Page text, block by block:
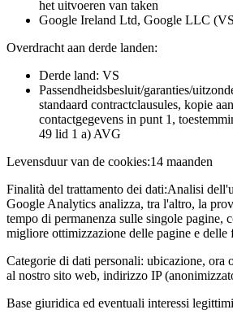
het uitvoeren van taken
Google Ireland Ltd, Google LLC
Overdracht aan derde landen:
Derde land: VS
Passendheidsbesluit/garanties/
standaard contractclausules, kopie
contactgegevens in punt 1,
49 lid 1 a) AVG
Levensduur van de cookies:14 maanden
Finalità del trattamento dei dati:Analisi
Google Analytics analizza, tra l'altro, la
tempo di permanenza sulle singole pagine,
migliore ottimizzazione delle pagine e delle
Categorie di dati personali: ubicazione, ora
al nostro sito web, indirizzo IP
Base giuridica ed eventuali interessi